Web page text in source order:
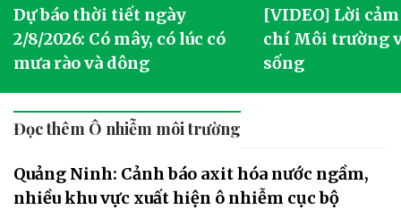
Dự báo thời tiết ngày
2/8/2026: Có mây, có lúc có
mưa rào và dông
[VIDEO] Lời
chí Môi trường
sống
Đọc thêm Ô nhiễm môi trường
Quảng Ninh: Cảnh báo axit hóa nước ngầm,
nhiều khu vực xuất hiện ô nhiễm cục bộ